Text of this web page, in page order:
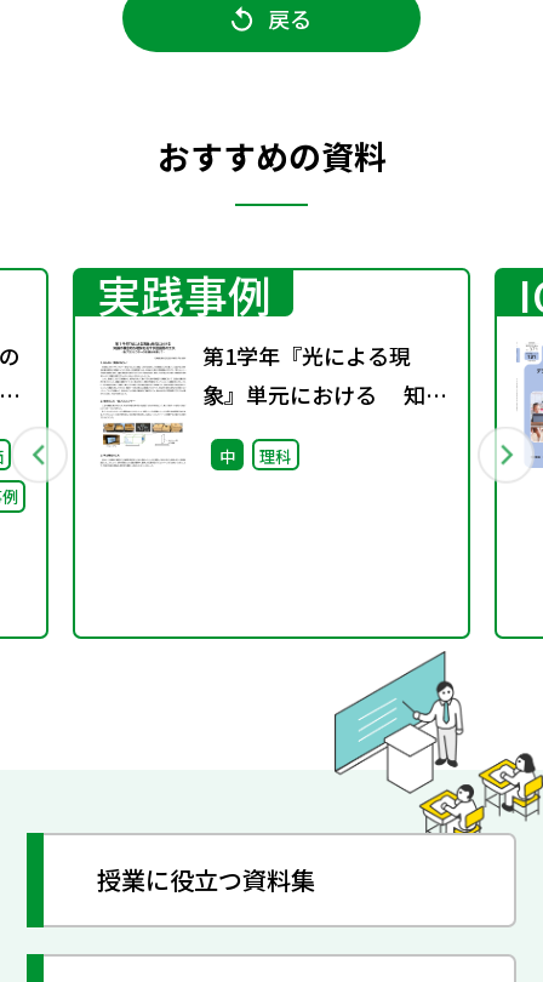
戻る
おすすめの資料
実践事例
第1学年『光による現
象』単元における 知識
の概念的な理解を促す学
習展開の工夫 -箱プロジ
中 理科
授業に役立つ資料集